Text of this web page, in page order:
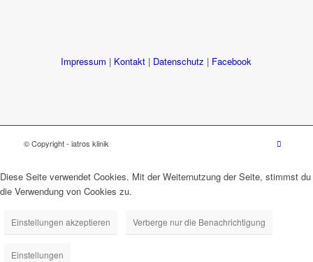
Impressum | Kontakt | Datenschutz | Facebook
© Copyright - iatros klinik
Diese Seite verwendet Cookies. Mit der Weiternutzung der Seite, stimmst du
die Verwendung von Cookies zu.
Einstellungen akzeptieren Verberge nur die Benachrichtigung
Einstellungen